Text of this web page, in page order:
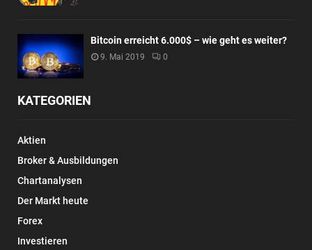
Bitcoin erreicht 6.000$ – wie geht es weiter?
9. Mai 2019 0
KATEGORIEN
Aktien
Broker & Ausbildungen
Chartanalysen
Der Markt heute
Forex
Investieren